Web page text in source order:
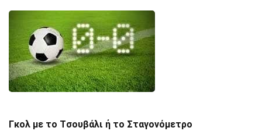
Γκολ με το Tσουβάλι ή το Σταγονόμετρο